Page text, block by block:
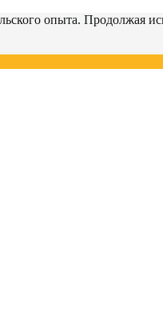
опыта. Продолжая